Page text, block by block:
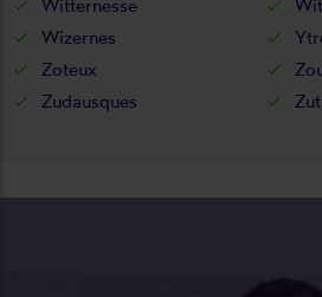
Witternesse
Wizernes
Zoteux
Zudausques